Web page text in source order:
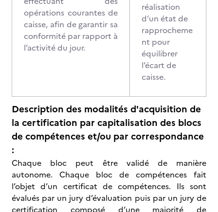
opérations courantes de
caisse, afin de garantir sa
conformité par rapport à
l’activité du jour.
réalisation
d’un état de
rapprocheme
nt pour
équilibrer
l’écart de
caisse.
Description des modalités d'acquisition de
la certification par capitalisation des blocs
de compétences et/ou par correspondance
:
Chaque bloc peut être validé de manière
autonome. Chaque bloc de compétences fait
l’objet d’un certificat de compétences. Ils sont
évalués par un jury d’évaluation puis par un jury de
certification composé d’une majorité de